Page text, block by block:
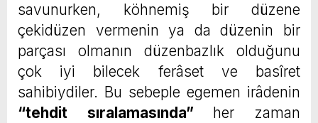
savunurken, köhnemiş bir düzene
çekidüzen vermenin ya da düzenin bir
parçası olmanın düzenbazlık olduğunu
çok iyi bilecek ferâset ve basîret
sahibiydiler. Bu sebeple egemen irâdenin
“tehdit sıralamasında” her zaman